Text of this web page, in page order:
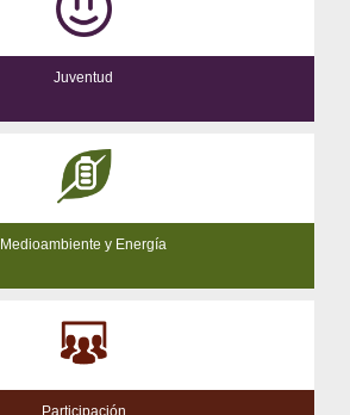
Juventud
Medioambiente y Energía
Participación